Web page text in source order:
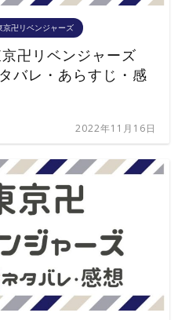
京卍リベンジャーズ
京卍リベンジャーズ
バレ・あらすじ・感
2022年11月16日